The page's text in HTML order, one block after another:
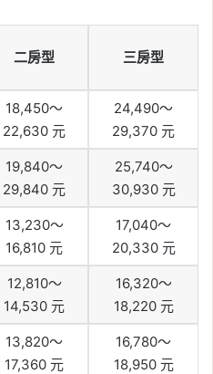
二房型 三房型
18,450～
22,630 元
24,490～
29,370 元
19,840～
29,840 元
25,740～
30,930 元
13,230～
16,810 元
17,040～
20,330 元
12,810～
14,530 元
16,320～
18,220 元
13,820～
17,360 元
16,780～
18,950 元